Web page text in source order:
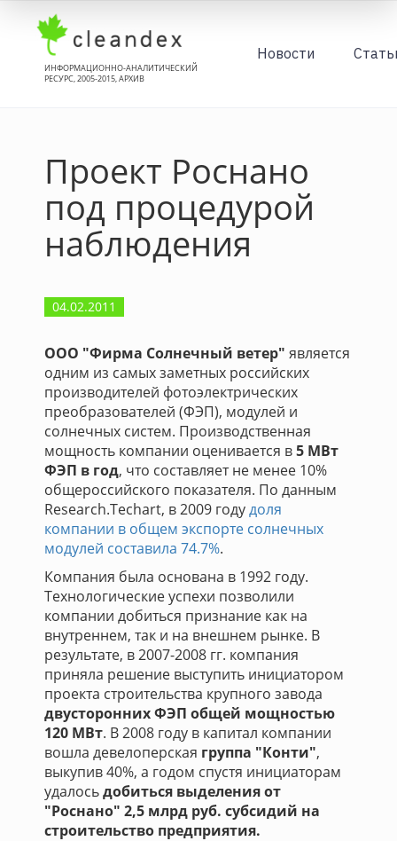
ИНФОРМАЦИОННО-АНАЛИТИЧЕСКИЙ
РЕСУРС, 2005-2015, АРХИВ
Новости
Проект Роснано
под процедурой
наблюдения
04.02.2011
ООО "Фирма Солнечный ветер" является
одним из самых заметных российских
производителей фотоэлектрических
преобразователей (ФЭП), модулей и
солнечных систем. Производственная
мощность компании оценивается в5 МВт
ФЭП в год, что составляет не менее 10%
общероссийского показателя. По данным
Research.Techart, в 2009 годудоля
компании в общем экспорте солнечных
модулей составила 74.7%.
Компания была основана в 1992 году.
Технологические успехи позволили
компании добиться признание как на
внутреннем, так и на внешнем рынке. В
результате, в 2007-2008 гг. компания
приняла решение выступить инициатором
проекта строительства крупного завода
двусторонних ФЭП общей мощностью
120 МВт. В 2008 году в капитал компании
вошла девелоперская группа "Конти",
выкупив 40%, а годом спустя инициаторам
удалосьдобиться выделения от
"Роснано" 2,5 млрд руб. субсидий на
строительство предприятия.